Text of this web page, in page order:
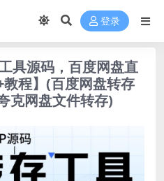
登录
具源码，百度网盘直
程】(百度网盘转存
克网盘文件转存)